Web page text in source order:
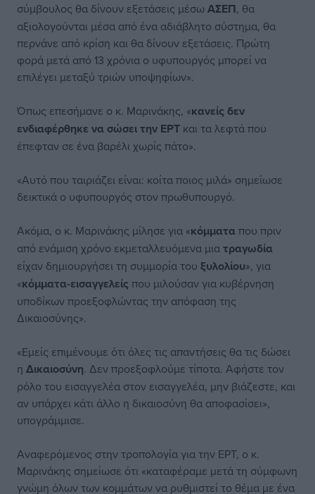
σύμβουλος θα δίνουν εξετάσεις μέσωΑΣΕΠ, θα
αξιολογούνται μέσα από ένα αδιάβλητο σύστημα, θα
περνάνε από κρίση και θα δίνουν εξετάσεις. Πρώτη
φορά μετά από 13 χρόνια ο υφυπουργός μπορεί να
επιλέγει μεταξύ τριών υποψηφίων».
Όπως επεσήμανε ο κ. Μαρινάκης, «κανείς δεν
ενδιαφέρθηκε να σώσει την ΕΡΤ και τα λεφτά που
έπεφταν σε ένα βαρέλι χωρίς πάτο».
«Αυτό που ταιριάζει είναι: κοίτα ποιος μιλά» σημείωσε
δεικτικά ο υφυπουργός στον πρωθυπουργό.
Ακόμα, ο κ. Μαρινάκης μίλησε για «κόμματα που πριν
από ενάμιση χρόνο εκμεταλλευόμενα μιατραγωδία
είχαν δημιουργήσει τη συμμορία του ξυλολίου», για
«κόμματα-εισαγγελείς που μιλούσαν για κυβέρνηση
υποδίκων προεξοφλώντας την απόφαση της
Δικαιοσύνης».
«Εμείς επιμένουμε ότι όλες τις απαντήσεις θα τις δώσει
η Δικαιοσύνη. Δεν προεξοφλούμε τίποτα. Αφήστε τον
ρόλο του εισαγγελέα στον εισαγγελέα, μην βιάζεστε, και
αν υπάρχει κάτι άλλο η δικαιοσύνη θα αποφασίσει»,
υπογράμμισε.
Αναφερόμενος στην τροπολογία για την ΕΡΤ, ο κ.
Μαρινάκης σημείωσε ότι «καταφέραμε μετά τη σύμφωνη
γνώμη όλων των κομμάτων να ρυθμιστεί το θέμα με ένα